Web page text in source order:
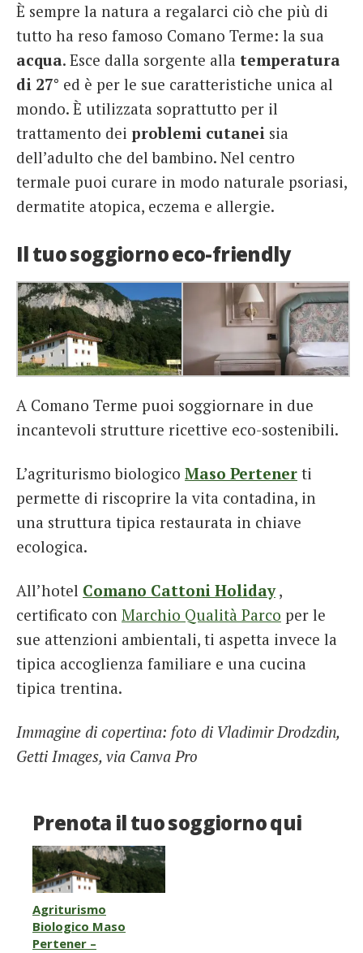
È sempre la natura a regalarci ciò che più di
tutto ha reso famoso Comano Terme: la sua
acqua. Esce dalla sorgente alla temperatura
di 27° ed è per le sue caratteristiche unica al
mondo. È utilizzata soprattutto per il
trattamento dei problemi cutanei sia
dell’adulto che del bambino. Nel centro
termale puoi curare in modo naturale psoriasi,
dermatite atopica, eczema e allergie.
Il tuo soggiorno eco-friendly
A Comano Terme puoi soggiornare in due
incantevoli strutture ricettive eco-sostenibili.
L’agriturismo biologico Maso Pertener ti
permette di riscoprire la vita contadina, in
una struttura tipica restaurata in chiave
ecologica.
All’hotel Comano Cattoni Holiday,
certificato con Marchio Qualità Parco per le
sue attenzioni ambientali, ti aspetta invece la
tipica accoglienza familiare e una cucina
tipica trentina.
Immagine di copertina: foto di Vladimir Drodzdin,
Getti Images, via Canva Pro
Prenota il tuo soggiorno qui
Agriturismo
Biologico Maso
Pertener –